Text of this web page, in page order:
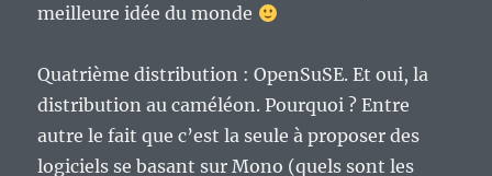
meilleure idée du monde
Quatrième distribution : OpenSuSE. Et oui, la
distribution au caméléon. Pourquoi ? Entre
autre le fait que c’est la seule à proposer des
logiciels se basant sur Mono (quels sont les